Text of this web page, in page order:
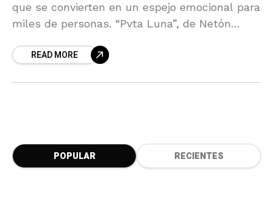
que se convierten en un espejo emocional para
miles de personas. “Pvta Luna”, de Netón
TrasREAD MORE
POPULAR RECIENTES